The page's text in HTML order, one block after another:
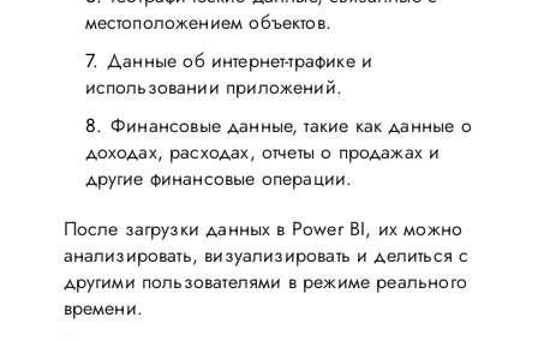
местоположением объектов.
Данные об интернет-трафике и
использовании приложений.
Финансовые данные, такие как данные о
доходах, расходах, отчеты о продажах и
другие финансовые операции.
После загрузки данных в Power BI, их можно
анализировать, визуализировать и делиться с
другими пользователями в режиме реального
времени.